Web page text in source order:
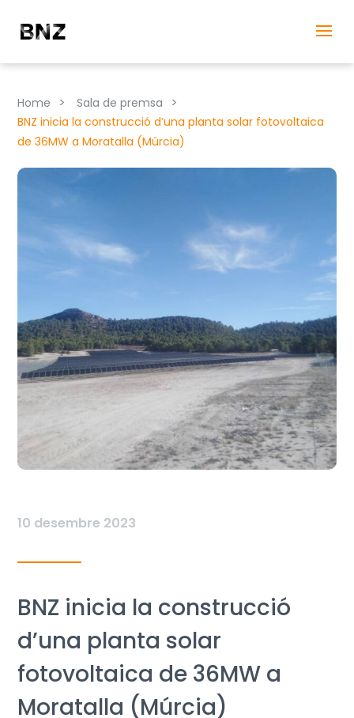
Home > Sala de premsa >
BNZ inicia la construcció d’una planta solar fotovoltaica
de 36MW a Moratalla (Múrcia)
10 desembre 2023
BNZ inicia la construcció
d’una planta solar
fotovoltaica de 36MW a
Moratalla (Múrcia)